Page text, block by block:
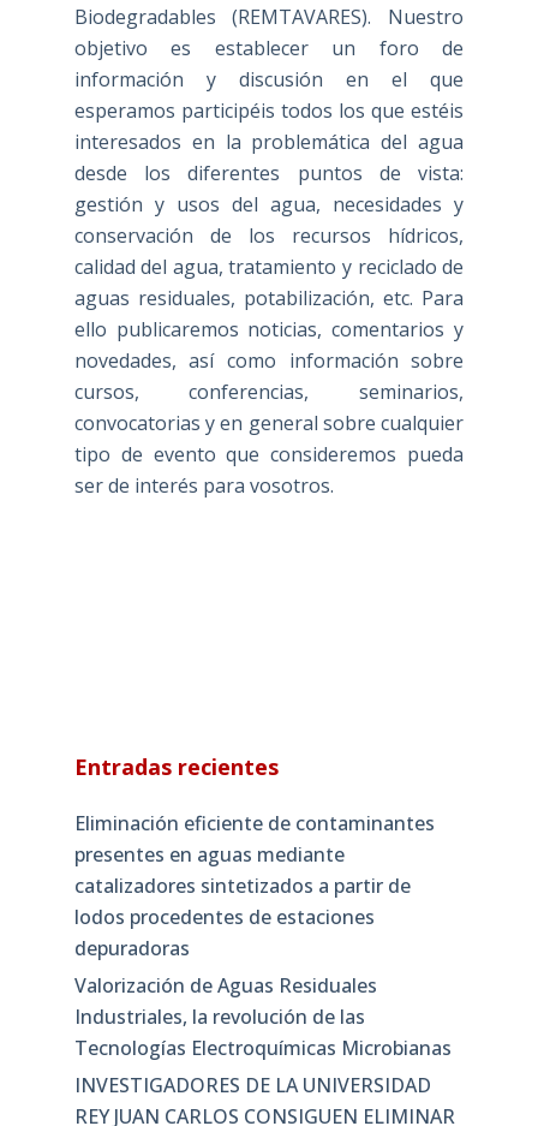
Biodegradables (REMTAVARES). Nuestro
objetivo es establecer un foro de
información y discusión en el que
esperamos participéis todos los que estéis
interesados en la problemática del agua
desde los diferentes puntos de vista:
gestión y usos del agua, necesidades y
conservación de los recursos hídricos,
calidad del agua, tratamiento y reciclado de
aguas residuales, potabilización, etc. Para
ello publicaremos noticias, comentarios y
novedades, así como información sobre
cursos, conferencias, seminarios,
convocatorias y en general sobre cualquier
tipo de evento que consideremos pueda
ser de interés para vosotros.
Entradas recientes
Eliminación eficiente de contaminantes
presentes en aguas mediante
catalizadores sintetizados a partir de
lodos procedentes de estaciones
depuradoras
Valorización de Aguas Residuales
Industriales, la revolución de las
Tecnologías Electroquímicas Microbianas
INVESTIGADORES DE LA UNIVERSIDAD
REY JUAN CARLOS CONSIGUEN ELIMINAR